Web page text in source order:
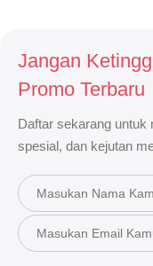
Jangan
Promo
Daftar sekarang untuk
spesial, dan kejutan